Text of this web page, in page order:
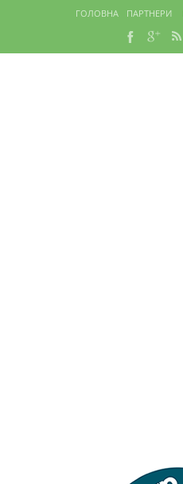
ГОЛОВНА ПАРТНЕРИ